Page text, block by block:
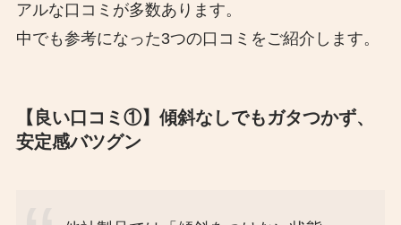
アルな口コミが多数あります。
中でも参考になった3つの口コミをご紹介します。
【良い口コミ①】傾斜なしでもガタつかず、
安定感バツグン